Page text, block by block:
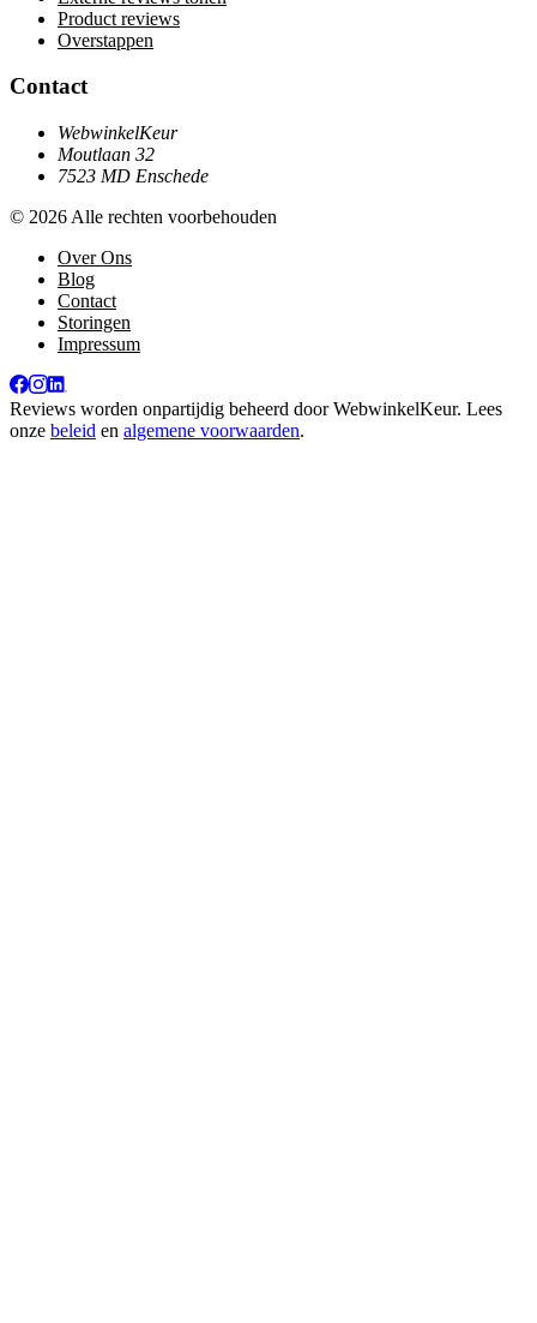
Product reviews
Overstappen
Contact
WebwinkelKeur
Moutlaan 32
7523 MD Enschede
© 2026 Alle rechten voorbehouden
Over Ons
Blog
Contact
Storingen
Impressum
Reviews worden onpartijdig beheerd doorWebwinkelKeur. Lees
onze beleid en algemene voorwaarden.